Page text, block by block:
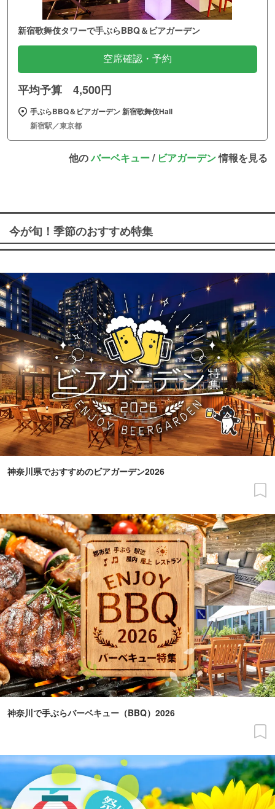
新宿歌舞伎タワーで手ぶらBBQ＆ビアガーデン
空席確認・予約
平均予算 4,500円
手ぶらBBQ＆ビアガーデン 新宿歌舞伎Hall
新宿駅／東京都
他のバーベキュー/ ビアガーデン情報を見る
今が旬！季節のおすすめ特集
神奈川県でおすすめのビアガーデン2026
神奈川で手ぶらバーベキュー（BBQ）2026